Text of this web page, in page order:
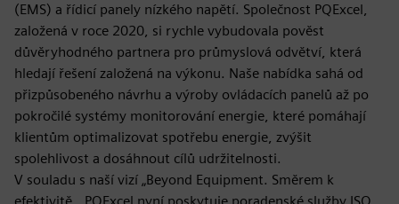
(EMS) a řídicí panely nízkého napětí. Společnost PQExcel,
založená v roce 2020, si rychle vybudovala pověst
důvěryhodného partnera pro průmyslová odvětví, která
hledají řešení založená na výkonu. Naše nabídka sahá od
přizpůsobeného návrhu a výroby ovládacích panelů až po
pokročilé systémy monitorování energie, které pomáhají
klientům optimalizovat spotřebu energie, zvýšit
spolehlivost a dosáhnout cílů udržitelnosti.
V souladu s naší vizí „Beyond Equipment. Směrem k